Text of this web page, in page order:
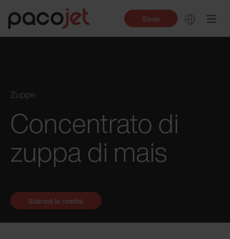
Shop
Zuppe
Concentrato di
zuppa di mais
Scarica la ricetta